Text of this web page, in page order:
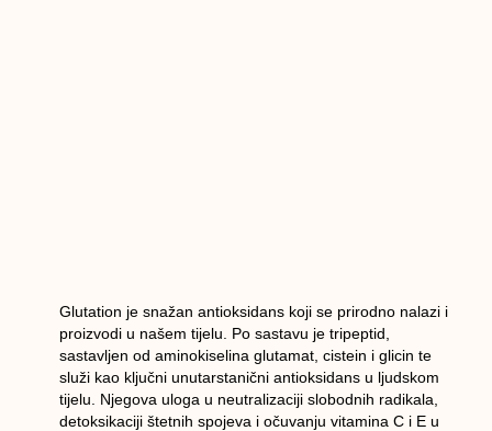
Glutation je snažan antioksidans koji se prirodno nalazi i
proizvodi u našem tijelu. Po sastavu je tripeptid,
sastavljen od aminokiselina glutamat, cistein i glicin te
služi kao ključni unutarstanični antioksidans u ljudskom
tijelu. Njegova uloga u neutralizaciji slobodnih radikala,
detoksikaciji štetnih spojeva i očuvanju vitamina C i E u